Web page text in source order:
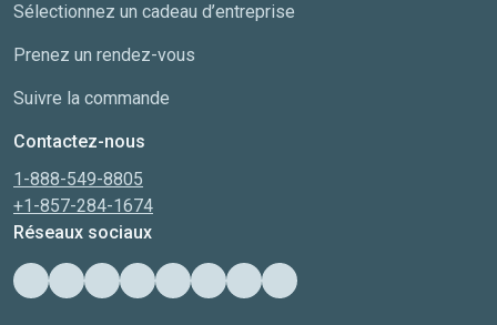
Sélectionnez un cadeau d’entreprise
Prenez un rendez-vous
Suivre la commande
Contactez-nous
1-888-549-8805
+1-857-284-1674
Réseaux sociaux